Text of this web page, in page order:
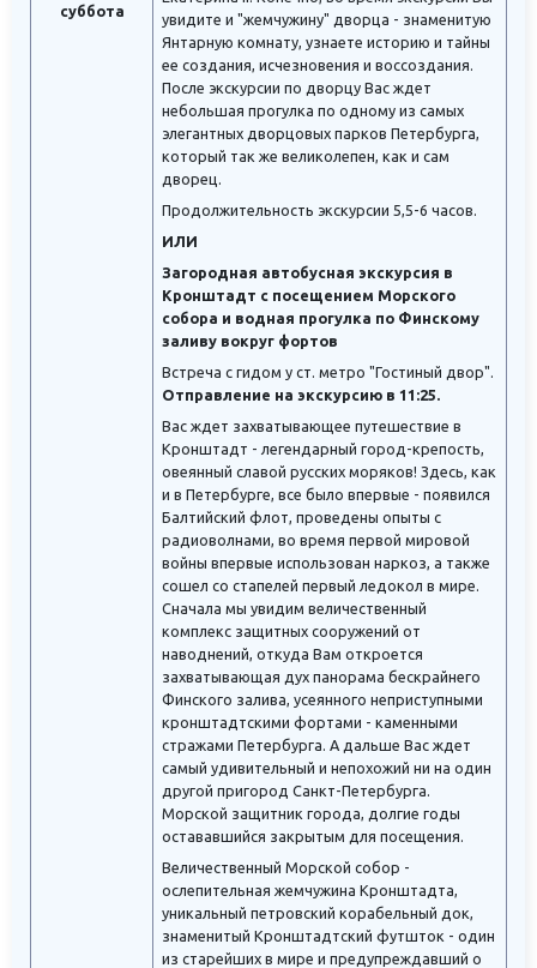
суббота
увидите и "жемчужину" дворца - знаменитую
Янтарную комнату, узнаете историю и тайны
ее создания, исчезновения и воссоздания.
После экскурсии по дворцу Вас ждет
небольшая прогулка по одному из самых
элегантных дворцовых парков Петербурга,
который так же великолепен, как и сам
дворец.
Продолжительность экскурсии 5,5-6 часов.
ИЛИ
Загородная автобусная экскурсия в
Кронштадт с посещением Морского
собора и водная прогулка по Финскому
заливу вокруг фортов
Встреча с гидом у ст. метро "Гостиный двор".
Отправление на экскурсию в 11:25.
Вас ждет захватывающее путешествие в
Кронштадт - легендарный город-крепость,
овеянный славой русских моряков! Здесь, как
и в Петербурге, все было впервые - появился
Балтийский флот, проведены опыты с
радиоволнами, во время первой мировой
войны впервые использован наркоз, а также
сошел со стапелей первый ледокол в мире.
Сначала мы увидим величественный
комплекс защитных сооружений от
наводнений, откуда Вам откроется
захватывающая дух панорама бескрайнего
Финского залива, усеянного неприступными
кронштадтскими фортами - каменными
стражами Петербурга. А дальше Вас ждет
самый удивительный и непохожий ни на один
другой пригород Санкт-Петербурга.
Морской защитник города, долгие годы
остававшийся закрытым для посещения.
Величественный Морской собор -
ослепительная жемчужина Кронштадта,
уникальный петровский корабельный док,
знаменитый Кронштадтский футшток - один
из старейших в мире и предупреждавший о